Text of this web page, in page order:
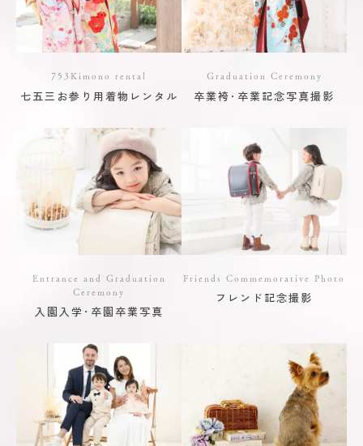
753Kimono rental
七五三お参り用着物レンタル
Graduation Ceremony
卒業袴･卒業記念写真撮影
Entrance and Graduation
Ceremony
入園入学･卒園卒業写真
Friends Commemorative Photo
フレンド記念撮影